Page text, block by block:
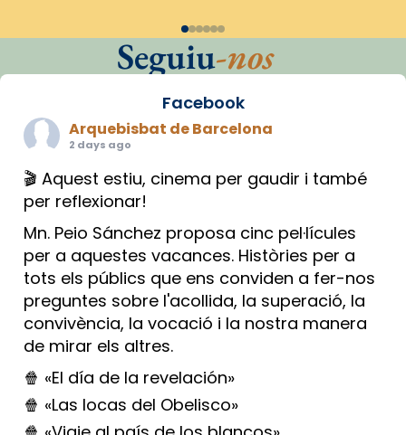
Seguiu-nos
Facebook
Arquebisbat de Barcelona
2 days ago
🎬 Aquest estiu, cinema per gaudir i també
per reflexionar!
Mn. Peio Sánchez proposa cinc pel·lícules
per a aquestes vacances. Històries per a
tots els públics que ens conviden a fer-nos
preguntes sobre l'acollida, la superació, la
convivència, la vocació i la nostra manera
de mirar els altres.
🍿 «El día de la revelación»
🍿 «Las locas del Obelisco»